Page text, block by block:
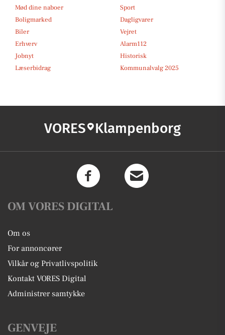
Mød dine naboer
Sport
Boligmarked
Dagligvarer
Biler
Vejret
Erhverv
Alarm112
Jobnyt
Historisk
Læserbidrag
Kommunalvalg 2025
VORES Klampenborg
OM VORES DIGITAL
Om os
For annoncører
Vilkår og Privatlivspolitik
Kontakt VORES Digital
Administrer samtykke
GENVEJE